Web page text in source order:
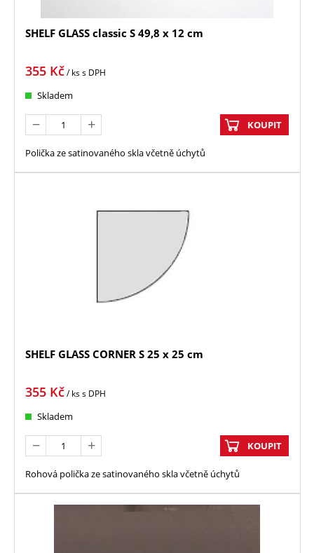
SHELF GLASS classic S 49,8 x 12 cm
355 Kč/ kss DPH
Skladem
KOUPIT
Polička ze satinovaného skla včetně úchytů
SHELF GLASS CORNER S 25 x 25 cm
355 Kč/ kss DPH
Skladem
KOUPIT
Rohová polička ze satinovaného skla včetně úchytů